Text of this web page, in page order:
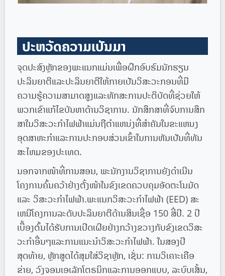
ປະຫວັດຄວາມເປັນມາ
ຈຸດປະສົງຫຼັກຂອງພະແນກແມ່ນເພື່ອຝຶກອົບຮົມນັກຮຽນ
ປະລິນຍາຕີແລະປະລິນຍາຕີໃຫ້ກາຍເປັນວິສະວະກອນທີ່ມີ
ຄວາມຮູ້ຄວາມສາມາດສູງແລະທັກສະການປະຕິບັດທີ່ຊ່ວຍໃຫ້
ພວກເຂົາແກ້ໄຂບັນຫາດ້ານວິຊາການ. ນັກສຶກສາທີ່ຈົບການສຶກ
ສາໃນວິສະວະກໍາໄຟຟ້າແມ່ນຖືຕໍາແຫນ່ງທີ່ສໍາຄັນໃນຂະແຫນງ
ອຸດສາຫະກໍາແລະການປະກອບສ່ວນເຂົ້າໃນການຫັນເປັນທີ່ທັນ
ສະໄຫມຂອງປະເທດ.
ນອກ​ຈາກ​ໜ້າ​ທີ່​ການ​ສອນ, ພະນັກງານ​ວິຊາ​ການ​ຍັງ​ດຳ​ເນີນ​
ໂຄງການ​ຄົ້ນຄວ້າ​ຢ່າງ​ຕັ້ງໜ້າ​ໃນ​ຂົງ​ເຂດ​ຄວບ​ຄຸມ​ອັດ​ຕະ​ໂນ​ມັດ ​
ແລະ ວິສະວະກຳ​ໄຟຟ້າ.ພະແນກວິສະວະກໍາໄຟຟ້າ (EED) ສະ
ເຫນີໂຄງການລະດັບປະລິນຍາຕີດ້ານສິນເຊື່ອ 150 ສີ່ປີ. 2 ປີ​
ເບື້ອງ​ຕົ້ນ​ໄດ້ຮັບ​ການ​ເປີດ​ເຜີຍ​ຢ່າງ​ກວ້າງ​ຂວາງ​ກັບ​ຂົງ​ເຂດ​ວິ​ສະ​
ວະ​ກໍາ​ອື່ນໆ​ແລະ​ການ​ແນະ​ນໍາ​ວິ​ສະ​ວະ​ກໍາ​ໄຟ​ຟ້າ​. ໃນສອງປີ
ສຸດທ້າຍ, ຫຼັກສູດໄດ້ສຸມໃສ່ວິຊາຫຼັກ, ເຊັ່ນ: ການວິເຄາະເຄືອ
ຂ່າຍ, ວົງຈອນເອເລັກໂຕຣນິກແລະການອອກແບບ, ລະບົບເສັ້ນ,